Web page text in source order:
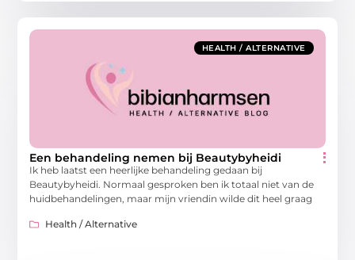
HEALTH / ALTERNATIVE
Een behandeling nemen bij Beautybyheidi
Ik heb laatst een heerlijke behandeling gedaan bij
Beautybyheidi. Normaal gesproken ben ik totaal niet van de
huidbehandelingen, maar mijn vriendin wilde dit heel graag
Health / Alternative